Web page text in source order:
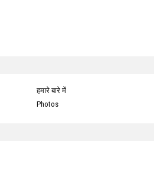
हमारे बारे में
Photos